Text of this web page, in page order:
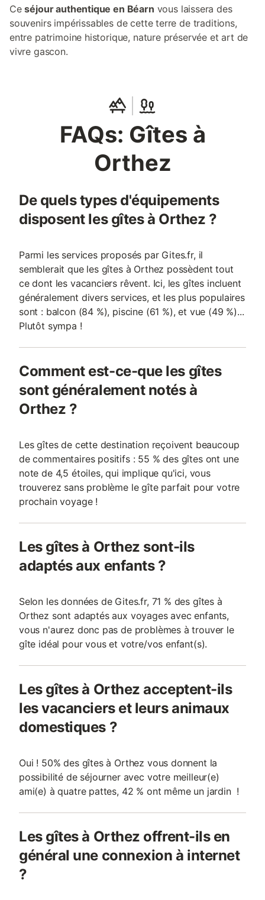
Ceséjour authentique en Béarn vous laissera des
souvenirs impérissables de cette terre de traditions,
entre patrimoine historique, nature préservée et art de
vivre gascon.
FAQs: Gîtes à
Orthez
De quels types d'équipements
disposent les gîtes à Orthez ?
Parmi les services proposés par Gites.fr, il
semblerait que les gîtes à Orthez possèdent tout
ce dont les vacanciers rêvent. Ici, les gîtes incluent
généralement divers services, et les plus populaires
sont : balcon (84 %), piscine (61 %), et vue (49 %)...
Plutôt sympa !
Comment est-ce-que les gîtes
sont généralement notés à
Orthez ?
Les gîtes de cette destination reçoivent beaucoup
de commentaires positifs : 55 % des gîtes ont une
note de 4,5 étoiles, qui implique qu'ici, vous
trouverez sans problème le gîte parfait pour votre
prochain voyage !
Les gîtes à Orthez sont-ils
adaptés aux enfants ?
Selon les données de Gites.fr, 71 % des gîtes à
Orthez sont adaptés aux voyages avec enfants,
vous n'aurez donc pas de problèmes à trouver le
gîte idéal pour vous et votre/vos enfant(s).
Les gîtes à Orthez acceptent-ils
les vacanciers et leurs animaux
domestiques ?
Oui ! 50% des gîtes à Orthez vous donnent la
possibilité de séjourner avec votre meilleur(e)
ami(e) à quatre pattes, 42 % ont même un jardin !
Les gîtes à Orthez offrent-ils en
général une connexion à internet
?